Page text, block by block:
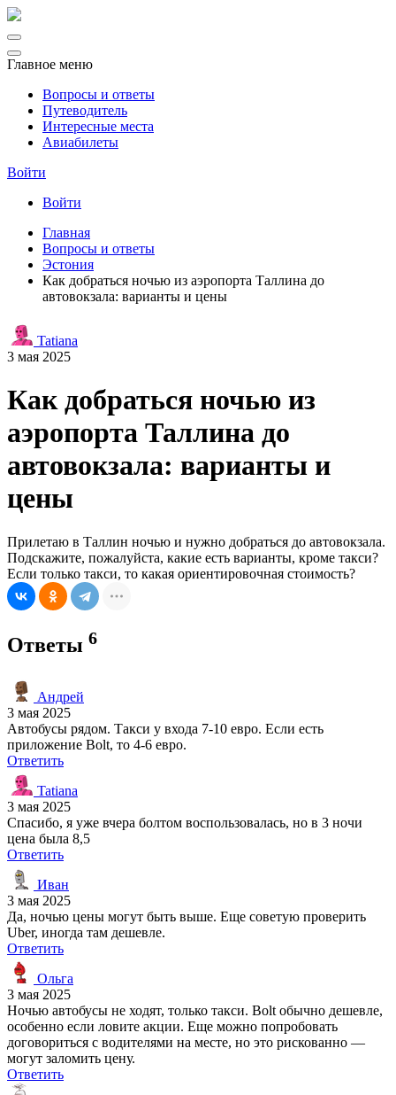
Главное меню
Вопросы и ответы
Путеводитель
Интересные места
Авиабилеты
Войти
Войти
Главная
Вопросы и ответы
Эстония
Как добраться ночью из аэропорта Таллина до
автовокзала: варианты и цены
Tatiana
3 мая 2025
Как добраться ночью из
аэропорта Таллина до
автовокзала: варианты и
цены
Прилетаю в Таллин ночью и нужно добраться до автовокзала.
Подскажите, пожалуйста, какие есть варианты, кроме такси?
Если только такси, то какая ориентировочная стоимость?
Ответы 6
Андрей
3 мая 2025
Автобусы рядом. Такси у входа 7-10 евро. Если есть
приложение Bolt, то 4-6 евро.
Ответить
Tatiana
3 мая 2025
Спасибо, я уже вчера болтом воспользовалась, но в 3 ночи
цена была 8,5
Ответить
Иван
3 мая 2025
Да, ночью цены могут быть выше. Еще советую проверить
Uber, иногда там дешевле.
Ответить
Ольга
3 мая 2025
Ночью автобусы не ходят, только такси. Bolt обычно дешевле,
особенно если ловите акции. Еще можно попробовать
договориться с водителями на месте, но это рискованно —
могут заломить цену.
Ответить